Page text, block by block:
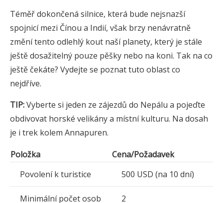
Téměř dokončená silnice, která bude nejsnazší
spojnicí mezi Čínou a Indií, však brzy nenávratně
změní tento odlehlý kout naší planety, který je stále
ještě dosažitelný pouze pěšky nebo na koni. Tak na co
ještě čekáte? Vydejte se poznat tuto oblast co
nejdříve.
TIP:Vyberte si jeden ze zájezdů do Nepálu a pojeďte
obdivovat horské velikány a místní kulturu. Na dosah
je i trek kolem Annapuren.
Položka
Cena/Požadavek
Povolení k turistice
500 USD (na 10 dní)
Minimální počet osob 2